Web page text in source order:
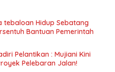
tebaloan Hidup Sebatang
Bantuan Pemerintah
Pelantikan : Mujiani Kini
Pelebaran Jalan!